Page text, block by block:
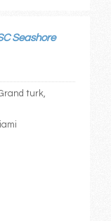
Seashore
turk,